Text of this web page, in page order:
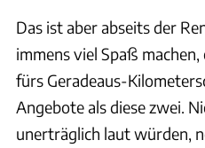
Das ist aber abseits der
immens viel Spaß
fürs Geradeaus-
Angebote als diese zwei.
unerträglich laut würden,